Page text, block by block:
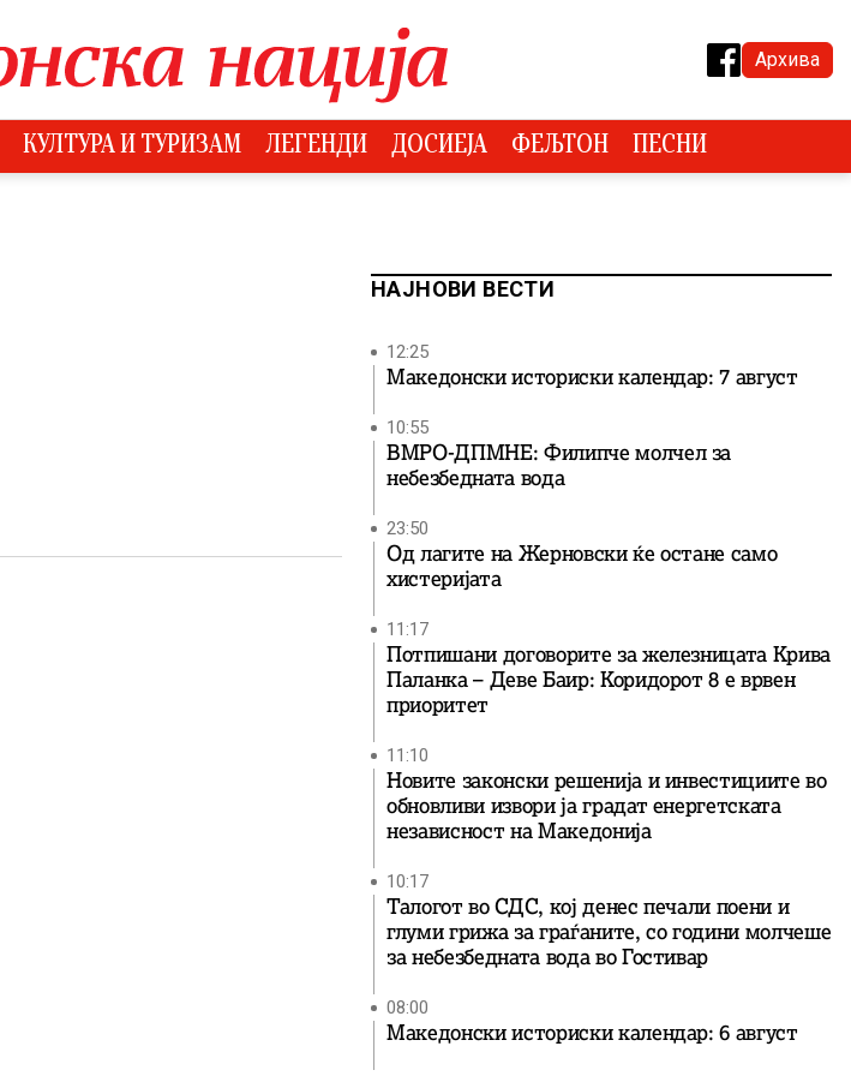
Архива
КУЛТУРА И ТУРИЗАМ ЛЕГЕНДИ ДОСИЕЈА ФЕЉТОН ПЕСНИ
НАЈНОВИ ВЕСТИ
12:25
Македонски историски календар: 7 август
10:55
ВМРО-ДПМНЕ: Филипче молчел за
небезбедната вода
23:50
Од лагите на Жерновски ќе остане само
хистеријата
11:17
Потпишани договорите за железницата Крива
Паланка – Деве Баир: Коридорот 8 е врвен
приоритет
11:10
Новите законски решенија и инвестициите во
обновливи извори ја градат енергетската
независност на Македонија
10:17
Талогот во СДС, кој денес печали поени и
глуми грижа за граѓаните, со години молчеше
за небезбедната вода во Гостивар
08:00
Македонски историски календар: 6 август